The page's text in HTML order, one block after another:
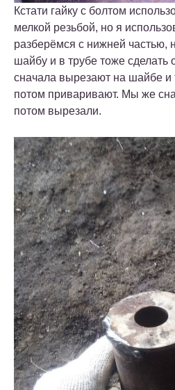
Кстати гайку с болтом
мелкой резьбой, но я
разберёмся с нижней частью,
шайбу и в трубе тоже сделать
сначала вырезают на шайбе и
потом приваривают. Мы же
потом вырезали.